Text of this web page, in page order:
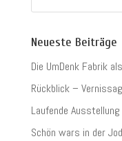
Neueste Beiträge
Die UmDenk Fabrik
Rückblick –
Laufende Ausstellung
Schön wars in der